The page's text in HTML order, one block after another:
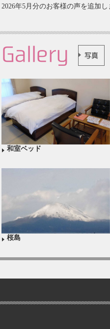
2026年5月分のお客様の声を追加し
Gallery 写真
和室ベッド
桜島